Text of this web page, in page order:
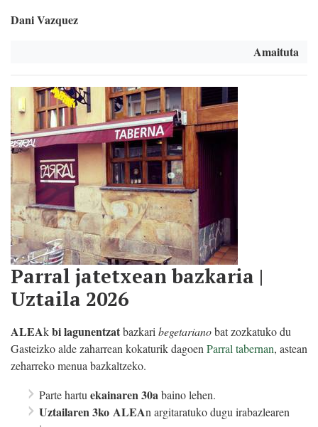
Dani Vazquez
Amaituta
Parral jatetxean bazkaria |
Uztaila 2026
ALEAkbi lagunentzatbazkari begetarianobat zozkatuko du
Gasteizko alde zaharrean kokaturik dagoen Parral tabernan, astean
zeharreko menua bazkaltzeko.
Parte hartuekainaren 30abaino lehen.
Uztailaren 3ko ALEAn argitaratuko dugu irabazlearen